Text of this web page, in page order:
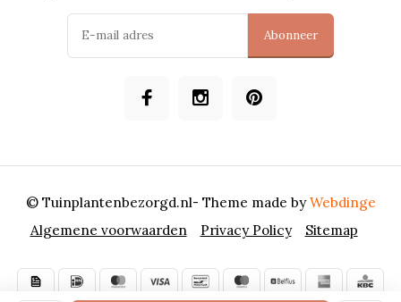
Abonneer
Algemene voorwaarden Privacy Policy Sitemap
© Tuinplantenbezorgd.nl- Theme made byWebdinge